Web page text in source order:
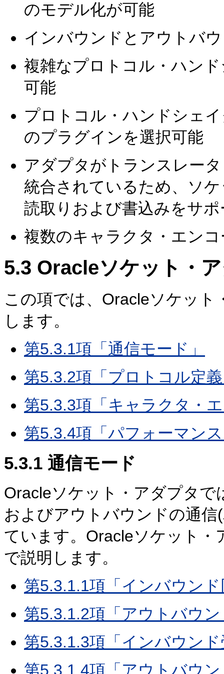
のモデル化が可能
インバウンドとアウトバ
複雑なプロトコル・ハン
可能
プロトコル・ハンドシェ
のプラグインを選択可能
アダプタがトランスレー
統合されているため、ソ
読取りおよび書込みをサポ
複数のキャラクタ・エン
5.3 Oracleソケット・
この項では、Oracleソケッ
します。
第5.3.1項「通信モード」
第5.3.2項「プロトコル定
第5.3.3項「キャラクタ・
第5.3.4項「パフォーマン
5.3.1 通信モード
Oracleソケット・アダプタ
およびアウトバウンドの通
ています。Oracleソケット・
で説明します。
第5.3.1.1項「インバウン
第5.3.1.2項「アウトバウ
第5.3.1.3項「インバウン
第5.3.1.4項「アウトバウ